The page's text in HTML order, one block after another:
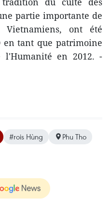
partie importante de
ont été
en tant que patrimoine
en 2012. -
#rois Hùng Phu Tho